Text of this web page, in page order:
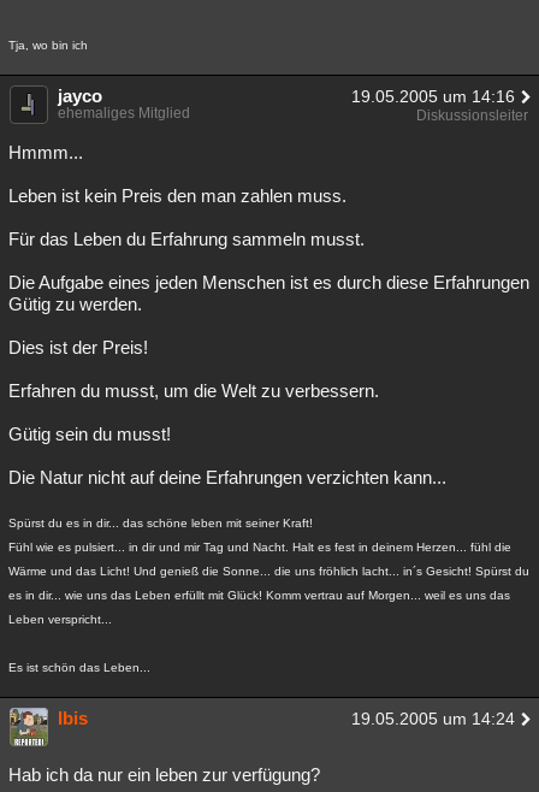
Tja, wo bin ich
jayco 19.05.2005 um 14:16
ehemaliges Mitglied Diskussionsleiter
Hmmm...
Leben ist kein Preis den man zahlen muss.
Für das Leben du Erfahrung sammeln musst.
Die Aufgabe eines jeden Menschen ist es durch diese Erfahrungen
Gütig zu werden.
Dies ist der Preis!
Erfahren du musst, um die Welt zu verbessern.
Gütig sein du musst!
Die Natur nicht auf deine Erfahrungen verzichten kann...
Spürst du es in dir... das schöne leben mit seiner Kraft!
Fühl wie es pulsiert... in dir und mir Tag und Nacht. Halt es fest in deinem Herzen... fühl die
Wärme und das Licht! Und genieß die Sonne... die uns fröhlich lacht... in´s Gesicht! Spürst du
es in dir... wie uns das Leben erfüllt mit Glück! Komm vertrau auf Morgen... weil es uns das
Leben verspricht...
Es ist schön das Leben...
Ibis 19.05.2005 um 14:24
Hab ich da nur ein leben zur verfügung?